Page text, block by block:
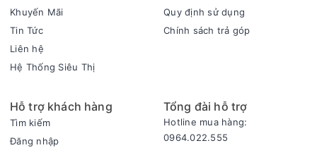
Khuyến Mãi
Tin Tức
Liên hệ
Hệ Thống Siêu Thị
Quy định sử dụng
Chính sách trả góp
Hỗ trợ khách hàng
Tìm kiếm
Đăng nhập
Tổng đài hỗ trợ
Hotline mua hàng:
0964.022.555